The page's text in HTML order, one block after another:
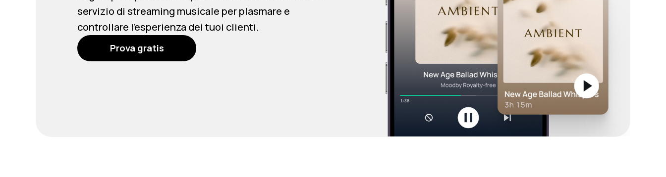
servizio di streaming musicale per plasmare e
controllare l’esperienza dei tuoi clienti.
Prova gratis